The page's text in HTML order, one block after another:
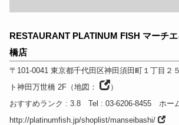
RESTAURANT PLATINUM FISH マーチ
橋店
〒101-0041 東京都千代田区神田須田町１丁目２
ト神田万世橋 2F（地図：
）
おすすめランク : 3.8 Tel : 03-6206-8455 ホー
http://platinumfish.jp/shoplist/manseibashi/